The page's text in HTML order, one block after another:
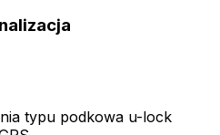
typu podkowa u-lock